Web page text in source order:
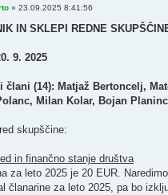
» 23.09.2025 8:41:56
IN SKLEPI REDNE
9. 2025
člani (14): Matjaž Bertoncelj,
Milan Kolar, Bojan
skupščine:
in finančno stanje društva
za leto 2025 je 20 EUR.
članarine za leto 2025, pa bo